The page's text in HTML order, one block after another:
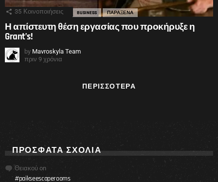
35 Κοινοποιήσεις BUSINESS ΠΑΡΑΞΕΝΑ
Η απίστευτη θέση εργασίας που προκήρυξε η
Grant’s!
by Mavroskyla Team
πριν 9 χρόνια
ΠΕΡΙΣΣΌΤΕΡΑ
ΠΡΌΣΦΑΤΑ ΣΧΌΛΙΑ
Θειακού on
#paikseescaperooms